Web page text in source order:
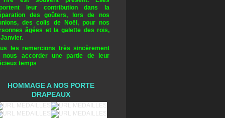
leur contribution dans la
des goûters, lors de nos
des colis de Noël, pour nos
âgées et la galette des rois,
les remercions très sincèrement
nous accorder une partie de leur
temps
HOMMAGE A NOS PORTE
DRAPEAUX